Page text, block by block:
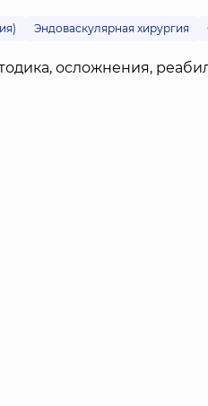
Эндоваскулярная хирургия